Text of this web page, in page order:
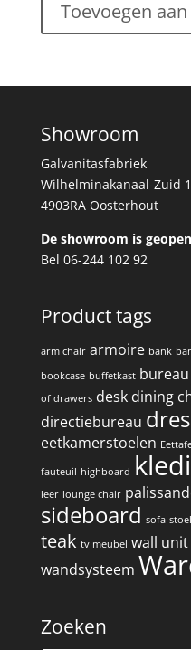
Toevoegen
Showroom
Galvanitasfabriek
Wilhelminakanaal-Zuid
4903RA Oosterhout
De showroom is
Bel 06-244 102 92
Product tags
arm chair armoire bank
bookcase buffetkast bureau
of drawers desk dining
directiebureau
eetkamerstoelen
fauteuil highboard
leer lounge chair
sideboard sofa stoel
teak tv meubel wall unit
wandsysteem
Zoeken